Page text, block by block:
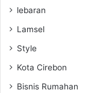
lebaran
Lamsel
Style
Kota Cirebon
Bisnis Rumahan